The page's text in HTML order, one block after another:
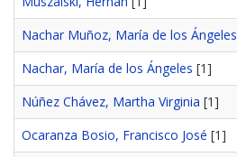
Nachar Muñoz, María de los Ángeles
Nachar, María de los Ángeles [1]
Núñez Chávez, Martha Virginia [1]
Ocaranza Bosio, Francisco José [1]